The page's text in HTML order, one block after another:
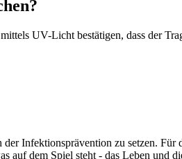
UV-Licht bestätigen, dass der
Infektionsprävention zu setzen. Für
auf dem Spiel steht - das Leben und